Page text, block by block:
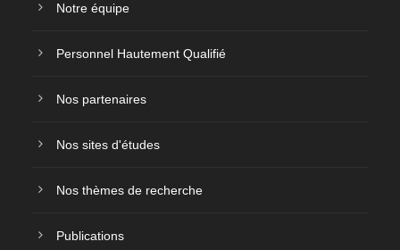
Notre équipe
Personnel Hautement Qualifié
Nos partenaires
Nos sites d'études
Nos thèmes de recherche
Publications